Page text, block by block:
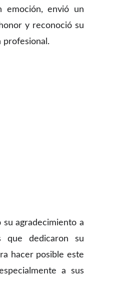
emoción, envió un
y reconoció su
profesional.
su agradecimiento a
que dedicaron su
hacer posible este
a sus